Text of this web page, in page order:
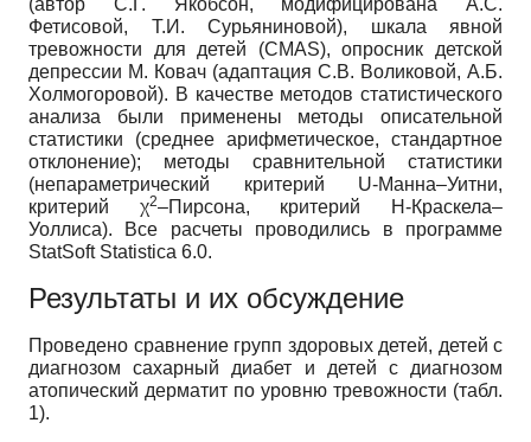
Фетисовой, Т.И. Сурьяниновой), шкала явной
тревожности для детей (CMAS), опросник детской
депрессии М. Ковач (адаптация С.В. Воликовой, А.Б.
Холмогоровой). В качестве методов статистического
анализа были применены методы описательной
статистики (среднее арифметическое, стандартное
отклонение); методы сравнительной статистики
(непараметрический критерий U-Манна–Уитни,
критерий χ2–Пирсона, критерий H-Краскела–
Уоллиса). Все расчеты проводились в программе
StatSoft Statistica 6.0.
Результаты и их обсуждение
Проведено сравнение групп здоровых детей, детей с
диагнозом сахарный диабет и детей с диагнозом
атопический дерматит по уровню тревожности (табл.
1).